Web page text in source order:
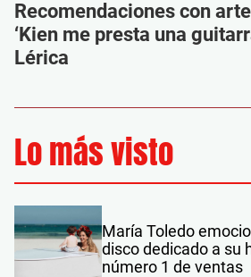
Recomendaciones con
‘Kien me presta una
Lérica
Lo más visto
María Toledo
disco dedicado a su
número 1 de ventas